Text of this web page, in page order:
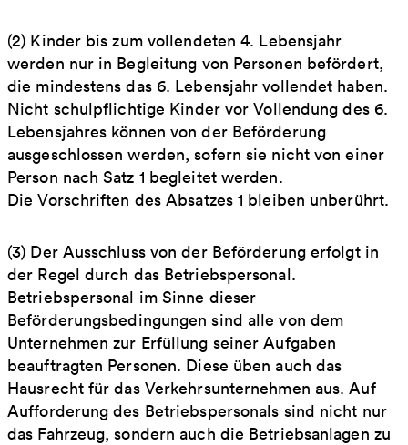
(2) Kinder bis zum vollendeten 4. Lebensjahr
werden nur in Begleitung von Personen befördert,
die mindestens das 6. Lebensjahr vollendet haben.
Nicht schulpflichtige Kinder vor Vollendung des 6.
Lebensjahres können von der Beförderung
ausgeschlossen werden, sofern sie nicht von einer
Person nach Satz 1 begleitet werden.
Die Vorschriften des Absatzes 1 bleiben unberührt.
(3) Der Ausschluss von der Beförderung erfolgt in
der Regel durch das Betriebspersonal.
Betriebspersonal im Sinne dieser
Beförderungsbedingungen sind alle von dem
Unternehmen zur Erfüllung seiner Aufgaben
beauftragten Personen. Diese üben auch das
Hausrecht für das Verkehrsunternehmen aus. Auf
Aufforderung des Betriebspersonals sind nicht nur
das Fahrzeug, sondern auch die Betriebsanlagen zu